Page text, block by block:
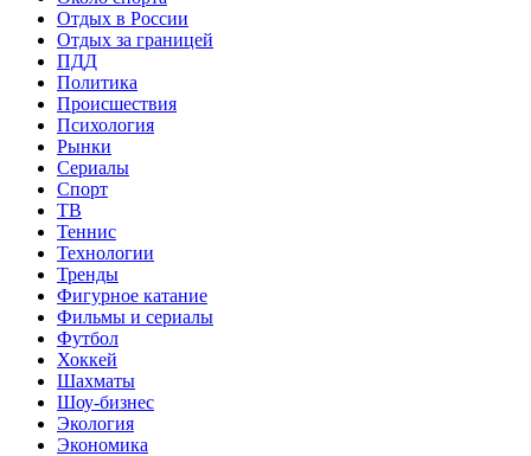
Отдых в России
Отдых за границей
ПДД
Политика
Происшествия
Психология
Рынки
Сериалы
Спорт
ТВ
Теннис
Технологии
Тренды
Фигурное катание
Фильмы и сериалы
Футбол
Хоккей
Шахматы
Шоу-бизнес
Экология
Экономика